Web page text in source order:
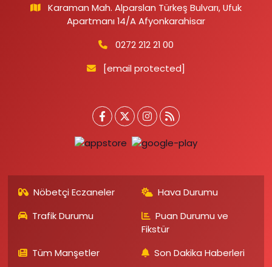
Karaman Mah. Alparslan Türkeş Bulvarı, Ufuk
Apartmanı 14/A Afyonkarahisar
0272 212 21 00
[email protected]
Nöbetçi Eczaneler
Hava Durumu
Trafik Durumu
Puan Durumu ve
Fikstür
Tüm Manşetler
Son Dakika Haberleri